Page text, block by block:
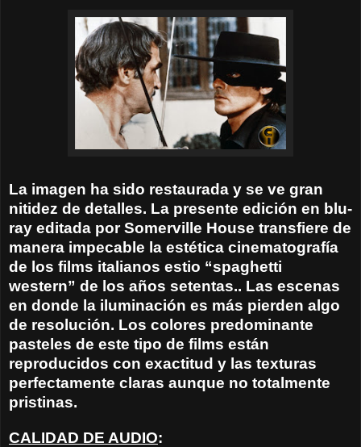
La imagen ha sido restaurada y se ve gran
nitidez de detalles. La presente edición en blu-
ray editada por Somerville House transfiere de
manera impecable la estética cinematografía
de los films italianos estio “spaghetti
western” de los años setentas.. Las escenas
en donde la iluminación es más pierden algo
de resolución. Los colores predominante
pasteles de este tipo de films están
reproducidos con exactitud y las texturas
perfectamente claras aunque no totalmente
pristinas.
CALIDAD DE AUDIO: